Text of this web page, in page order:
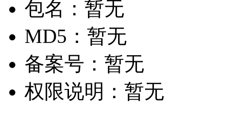
包名： 暂无
MD5： 暂无
备案号： 暂无
权限说明： 暂无